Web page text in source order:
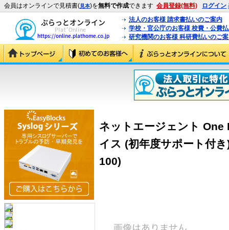
会員はオンラインで見積書(見本)を無料で作成できます 会員登録(無料) ログイン
法人のお客様 請求書払いのご案内
学校・官公庁のお客様 校費・公費
研究機関のお客様 科研費払いのご
ネットエージェント
イス (初年度サポート付
100)